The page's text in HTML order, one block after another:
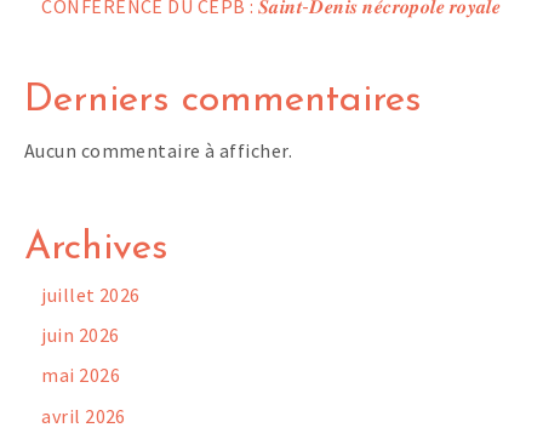
CONFERENCE DU CEPB : 𝑺𝒂𝒊𝒏𝒕-𝑫𝒆𝒏𝒊𝒔 𝒏𝒆́𝒄𝒓𝒐𝒑𝒐𝒍𝒆 𝒓𝒐𝒚𝒂𝒍𝒆
Derniers commentaires
Aucun commentaire à afficher.
Archives
juillet 2026
juin 2026
mai 2026
avril 2026